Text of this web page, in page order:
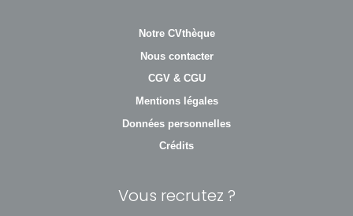
Notre CVthèque
Nous contacter
CGV & CGU
Mentions légales
Données personnelles
Crédits
Vous recrutez ?